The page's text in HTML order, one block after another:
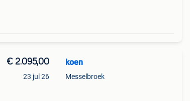
€ 2.095,00
23 jul 26
koen
Messelbroek